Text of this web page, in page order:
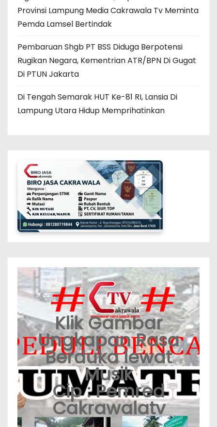
Provinsi Lampung Media Cakrawala Tv Meminta
Pemda Lamsel Bertindak
Pembaruan Shgb PT BSS Diduga Berpotensi
Rugikan Negara, Kementrian ATR/BPN Di Gugat
Di PTUN Jakarta
Di Tengah Semarak HUT Ke-81 RI, Lansia Di
Lampung Utara Hidup Memprihatinkan
Klik Gambar
Ungkapan Rasa
Berduka lewat
Musik
Cip : Pemred
Cakrawalatv